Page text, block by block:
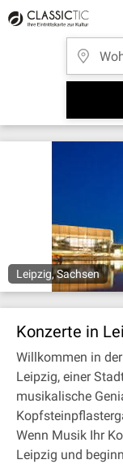
Leipzig, Sachsen
Konzerte in
Willkommen in
Leipzig, einer
musikalische
Wenn Musik Ihr
Leipzig und